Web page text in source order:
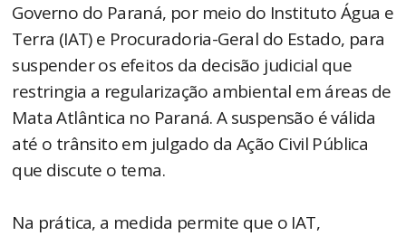
Governo do Paraná, por meio do Instituto Água e
Terra (IAT) e Procuradoria-Geral do Estado, para
suspender os efeitos da decisão judicial que
restringia a regularização ambiental em áreas de
Mata Atlântica no Paraná. A suspensão é válida
até o trânsito em julgado da Ação Civil Pública
que discute o tema.
Na prática, a medida permite que o IAT,